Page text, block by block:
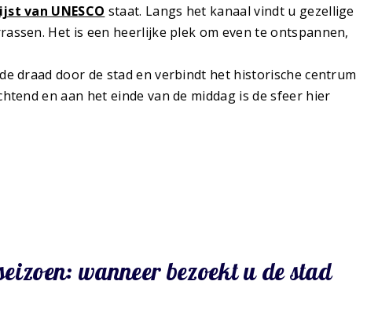
van UNESCO staat. Langs het kanaal vindt u gezellige
Het is een heerlijke plek om even te ontspannen,
draad door de stad en verbindt het historische centrum
en aan het einde van de middag is de sfeer hier
wanneer bezoekt u de stad